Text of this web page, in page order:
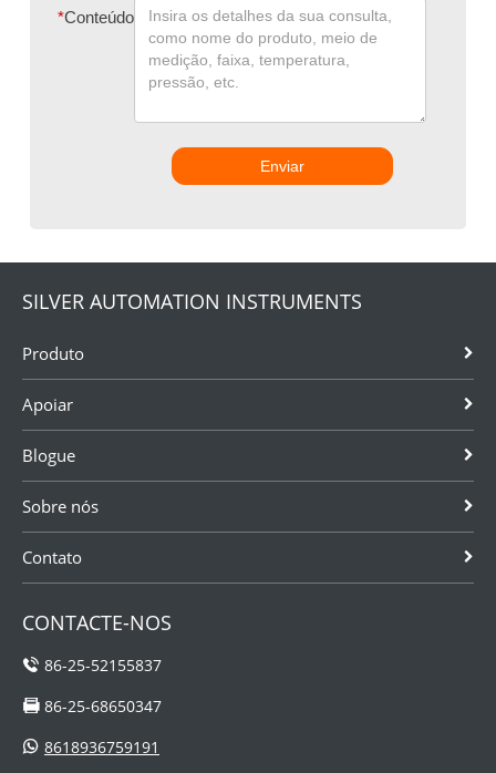
*Conteúdo
Enviar
SILVER AUTOMATION INSTRUMENTS
Produto
Apoiar
Blogue
Sobre nós
Contato
CONTACTE-NOS
86-25-52155837
86-25-68650347
8618936759191